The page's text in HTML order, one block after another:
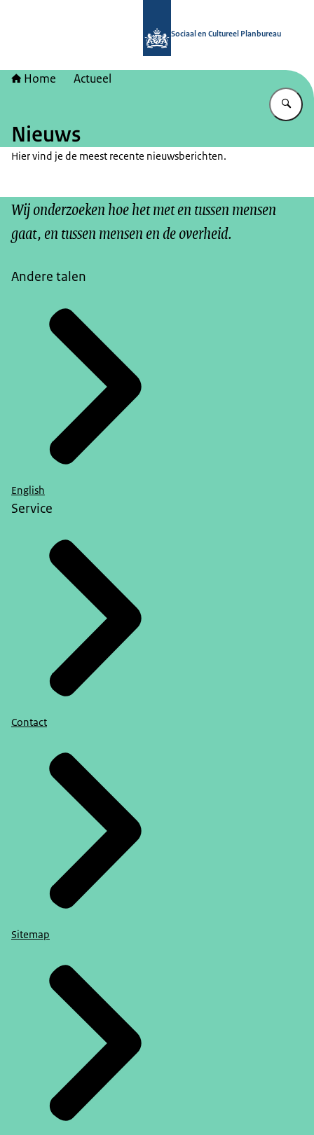
Sociaal en Cultureel Planbureau
Home Actueel
Nieuws
Hier vind je de meest recente nieuwsberichten.
Wij onderzoeken hoe het met en tussen mensen
gaat, en tussen mensen en de overheid.
Andere talen
English
Service
Contact
Sitemap